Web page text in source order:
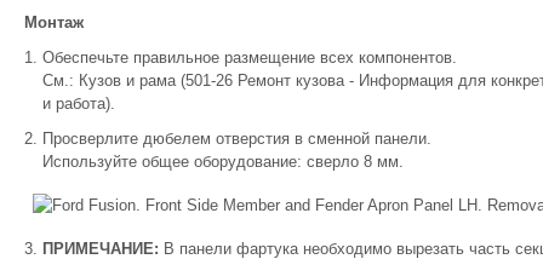
Монтаж
Обеспечьте правильное размещение всех компонентов.
См.: Кузов и рама (501-26 Ремонт кузова - Информация для
и работа).
Просверлите дюбелем отверстия в сменной панели.
Используйте общее оборудование: сверло 8 мм.
ПРИМЕЧАНИЕ: В панели фартука необходимо вырезать часть